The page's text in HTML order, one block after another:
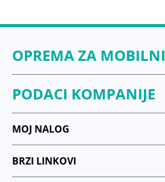
OPREMA ZA MOBILNI
PODACI KOMPANIJE
MOJ NALOG
BRZI LINKOVI